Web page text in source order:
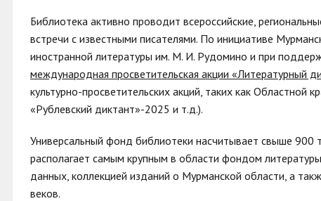
Библиотека активно проводит всероссийские,
встречи с известными писателями. По инициативе
иностранной литературы им. М. И. Рудомино и при
международная просветительская акции «Литературный
культурно-просветительских акций, таких как Областной
«Рублевский диктант»-2025 и т.д.).
Универсальный фонд библиотеки насчитывает свыше 900
располагает самым крупным в области фондом
данных, коллекцией изданий о Мурманской области, а
веков.